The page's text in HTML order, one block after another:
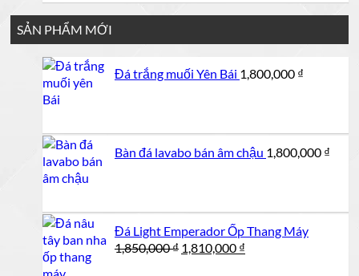
SẢN PHẨM MỚI
Đá trắng muối Yên Bái 1,800,000 ₫
Bàn đá lavabo bán âm chậu 1,800,000 ₫
Đá Light Emperador Ốp Thang Máy
1,850,000₫ Giá
1,810,000 ₫